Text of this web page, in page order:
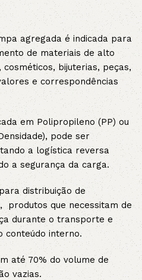
agregada é indicada para
de materiais de alto
bijuterias, peças,
e correspondências
em Polipropileno (PP) ou
pode ser
a logística reversa
a segurança da carga.
distribuição de
produtos que necessitam de
durante o transporte e
conteúdo interno.
até 70% do volume de
vazias.